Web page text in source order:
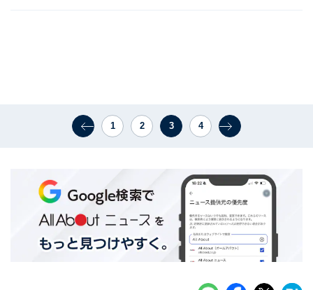
1 2 3 4